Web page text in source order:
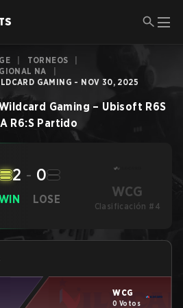
TORNEOS
NA
GAMING - NOV 30, 2025
Gaming – Ubisoft R6S
R6:S Partido
2 - 0
LOSE WCG
Clasificación #4
WCG
0 Votos